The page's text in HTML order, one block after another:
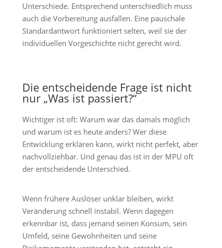
Unterschiede. Entsprechend unterschiedlich muss
auch die Vorbereitung ausfallen. Eine pauschale
Standardantwort funktioniert selten, weil sie der
individuellen Vorgeschichte nicht gerecht wird.
Die entscheidende Frage ist nicht
nur „Was ist passiert?“
Wichtiger ist oft: Warum war das damals möglich
und warum ist es heute anders? Wer diese
Entwicklung erklären kann, wirkt nicht perfekt, aber
nachvollziehbar. Und genau das ist in der MPU oft
der entscheidende Unterschied.
Wenn frühere Auslöser unklar bleiben, wirkt
Veränderung schnell instabil. Wenn dagegen
erkennbar ist, dass jemand seinen Konsum, sein
Umfeld, seine Gewohnheiten und seine